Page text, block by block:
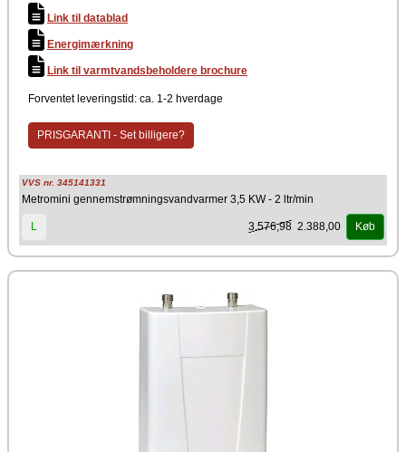
Comfort: 38°C
Producent
Link til datablad
Energimærkning
Link til varmtvandsbeholdere brochure
Forventet leveringstid: ca. 1-2 hverdage
PRISGARANTI - Set billigere?
VVS nr. 345141331
Metromini gennemstrømningsvandvarmer 3,5 KW - 2 ltr/min
L 3.576,98 2.388,00 Køb